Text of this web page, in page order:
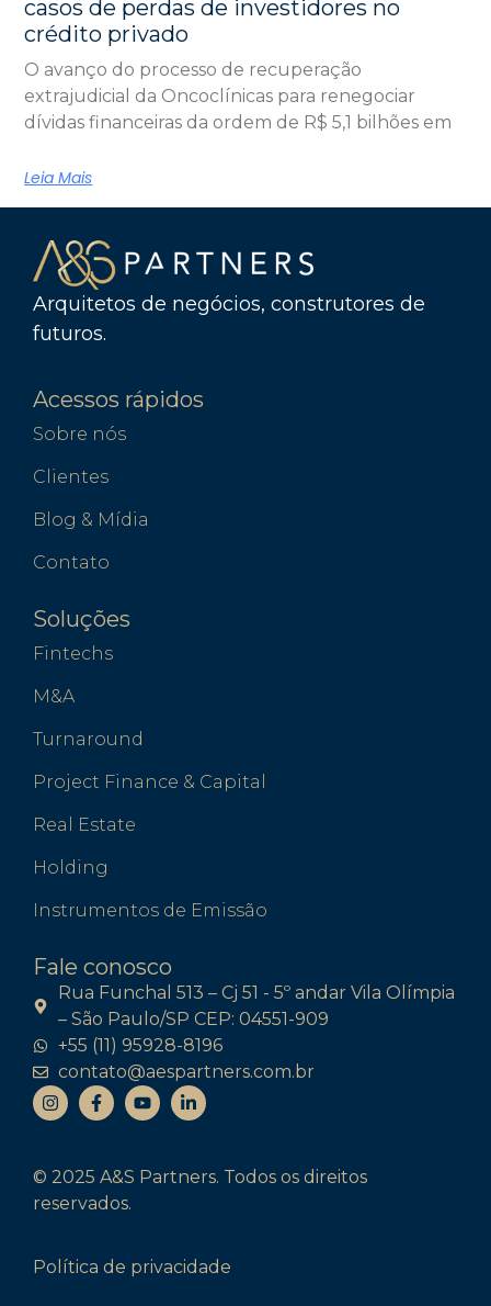
casos de perdas de investidores no
crédito privado
O avanço do processo de recuperação
extrajudicial da Oncoclínicas para renegociar
dívidas financeiras da ordem de R$ 5,1 bilhões em
Leia Mais
Arquitetos de negócios, construtores de
futuros.
Acessos rápidos
Sobre nós
Clientes
Blog & Mídia
Contato
Soluções
Fintechs
M&A
Turnaround
Project Finance & Capital
Real Estate
Holding
Instrumentos de Emissão
Fale conosco
Rua Funchal 513 – Cj 51 - 5º andar Vila Olímpia
– São Paulo/SP CEP: 04551-909
+55 (11) 95928-8196
contato@aespartners.com.br
© 2025 A&S Partners. Todos os direitos
reservados.
Política de privacidade